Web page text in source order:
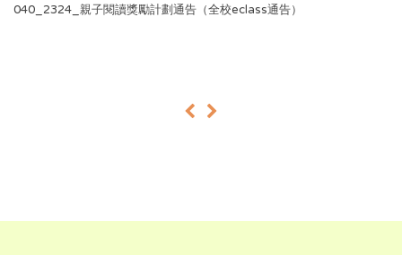
040_2324_親子閱讀獎勵計劃通告（全校eclass通告）
« »